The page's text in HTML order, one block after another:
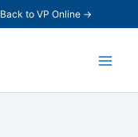
Back to VP Online →